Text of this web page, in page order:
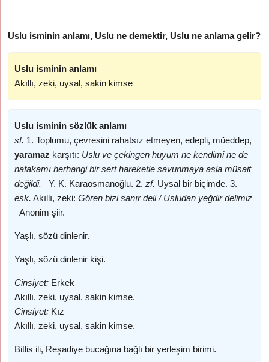
Uslu isminin anlamı, Uslu ne demektir, Uslu ne anlama gelir?
Uslu isminin anlamı
Akıllı, zeki, uysal, sakin kimse
Uslu isminin sözlük anlamı
sf. 1. Toplumu, çevresini rahatsız etmeyen, edepli, müeddep,
yaramaz karşıtı: Uslu ve çekingen huyum ne kendimi ne de
nafakamı herhangi bir sert hareketle savunmaya asla müsait
değildi. –Y. K. Karaosmanoğlu. 2.zf. Uysal bir biçimde. 3.
esk. Akıllı, zeki: Gören bizi sanır deli / Usludan yeğdir delimiz
–Anonim şiir.
Yaşlı, sözü dinlenir.
Yaşlı, sözü dinlenir kişi.
Cinsiyet: Erkek
Akıllı, zeki, uysal, sakin kimse.
Cinsiyet: Kız
Akıllı, zeki, uysal, sakin kimse.
Bitlis ili, Reşadiye bucağına bağlı bir yerleşim birimi.